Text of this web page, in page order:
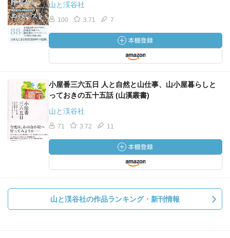
山と渓谷社
100 3.71 7
小屋番三六五日 人と自然と山仕事、山小屋暮らしと
っておきの五十五話 (山溪叢書)
山と渓谷社
71 3.72 11
山と渓谷社の作品ランキング・新刊情報